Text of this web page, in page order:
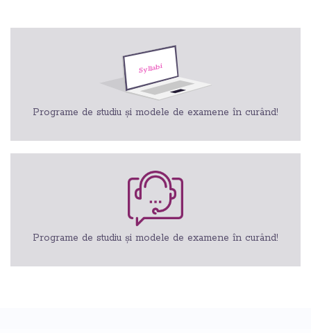
Programe de studiu și modele de examene în curând!
Programe de studiu și modele de examene în curând!